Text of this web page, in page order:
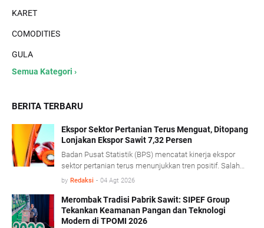
KARET
COMODITIES
GULA
Semua Kategori ›
BERITA TERBARU
Ekspor Sektor Pertanian Terus Menguat, Ditopang
Lonjakan Ekspor Sawit 7,32 Persen
Badan Pusat Statistik (BPS) mencatat kinerja ekspor
sektor pertanian terus menunjukkan tren positif. Salah
satu pendorong kinerja tersebut berasal dari komoditas
turunannya yang mencatat pertumbuhan ekspor cukup
signifikan. BPS mencatat, sepanjang Januari- Juni 2026
nilai ekspor CPO dan produk turunannya tumbuh 7,32
by Redaksi - 04 Agt 2026
Merombak Tradisi Pabrik Sawit: SIPEF Group
Tekankan Keamanan Pangan dan Teknologi
Modern di TPOMI 2026